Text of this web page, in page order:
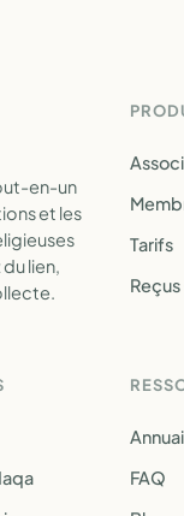
en-un
et les
lien,
Tarifs
Reçus
FAQ